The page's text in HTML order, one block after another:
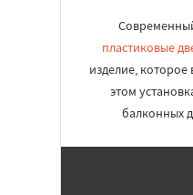
пластиковые
изделие,
этом
балконных